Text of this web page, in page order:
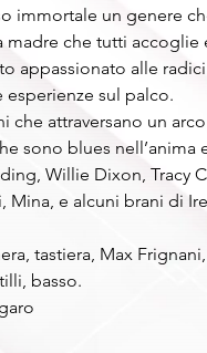
immortale un genere
madre che tutti
appassionato alle
sul palco.
che attraversano un
sono blues nell’anima
Willie Dixon, Tracy
Mina, e alcuni brani di
tastiera, Max
basso.